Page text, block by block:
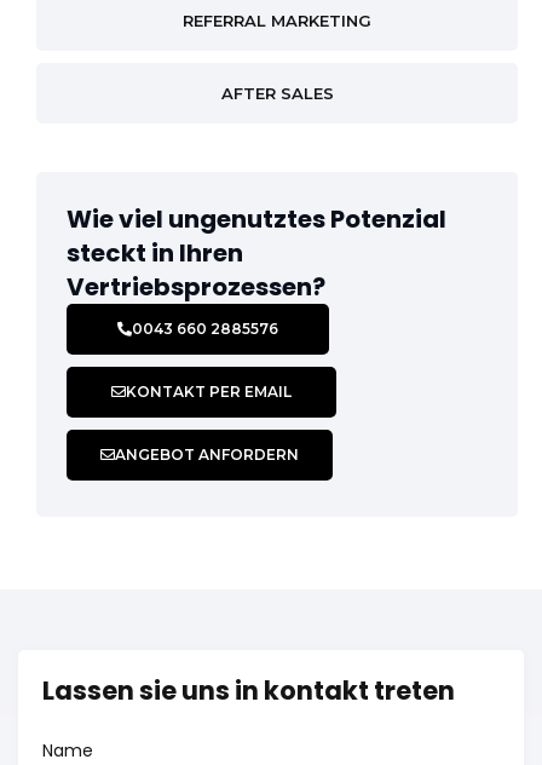
REFERRAL MARKETING
AFTER SALES
Wie viel ungenutztes Potenzial
steckt in Ihren
Vertriebsprozessen? ​
0043 660 2885576
KONTAKT PER EMAIL
ANGEBOT ANFORDERN
Lassen sie uns in kontakt treten
Name